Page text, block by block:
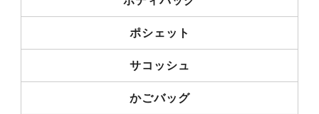
ポシェット
サコッシュ
かごバッグ